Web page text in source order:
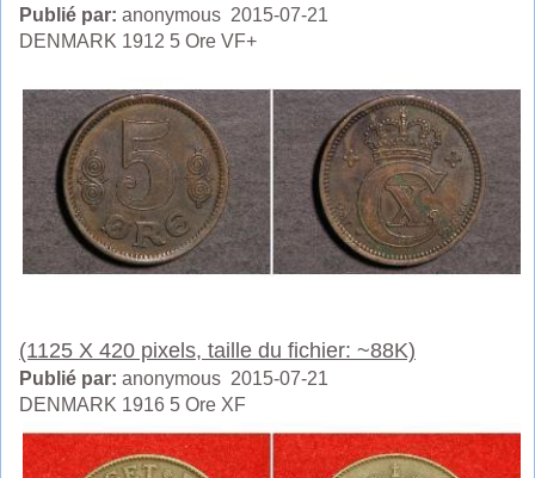
Publié par: anonymous 2015-07-21
DENMARK 1912 5 Ore VF+
(1125 X 420 pixels, taille du fichier: ~88K)
Publié par: anonymous 2015-07-21
DENMARK 1916 5 Ore XF